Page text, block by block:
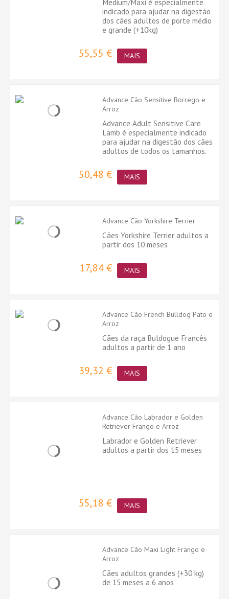
Medium/Maxi é especialmente
indicado para ajudar na digestão
dos cães adultos de porte médio
e grande (+10kg)
55,55 € MAIS
Advance Cão Sensitive Borrego e
Arroz
Advance Adult Sensitive Care
Lamb é especialmente indicado
para ajudar na digestão dos cães
adultos de todos os tamanhos.
50,48 € MAIS
Advance Cão Yorkshire Terrier
Cães Yorkshire Terrier adultos a
partir dos 10 meses
17,84 € MAIS
Advance Cão French Bulldog Pato e
Arroz
Cães da raça Buldogue Francês
adultos a partir de 1 ano
39,32 € MAIS
Advance Cão Labrador e Golden
Retriever Frango e Arroz
Labrador e Golden Retriever
adultos a partir dos 15 meses
55,18 € MAIS
Advance Cão Maxi Light Frango e
Arroz
Cães adultos grandes (+30 kg)
de 15 meses a 6 anos